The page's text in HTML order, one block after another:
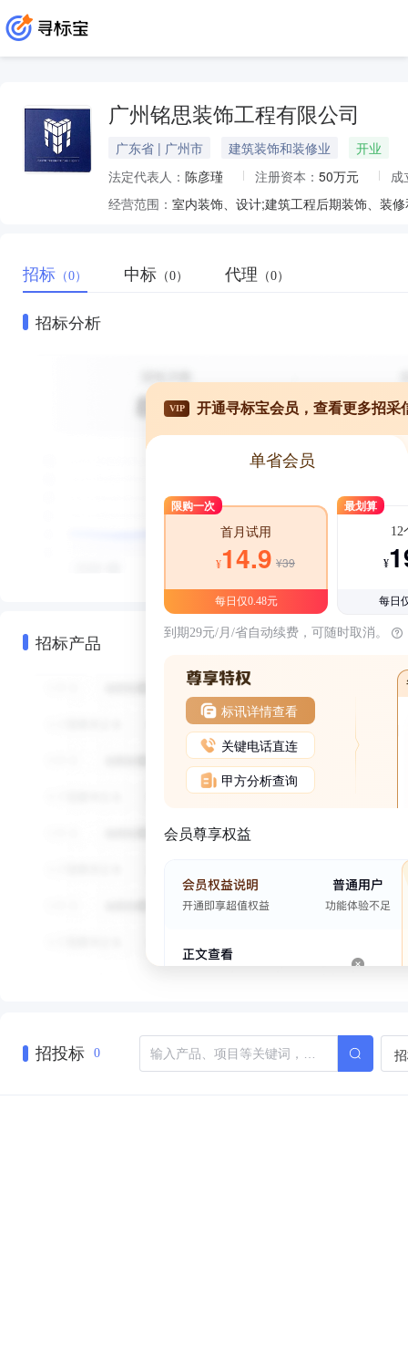
广州铭思装饰工程有限公司
广东省 | 广州市 建筑装饰和装修业
开业
法定代表人： 陈彦瑾 注册资本： 50万元
成
经营范围：
招标 （0） 中标 （0） 代理 （0）
招标分析
招标产品
VIP 开通寻标宝会员，查看更多招采
单省会员
限购一次
首月试用
¥14.9 ¥39
每日仅0.48元
最划算
12
¥
每日
到期29元/月/省自动续费，可随时取消。
标讯详情查看
关键电话直连
甲方分析查询
会员尊享权益
招投标 0